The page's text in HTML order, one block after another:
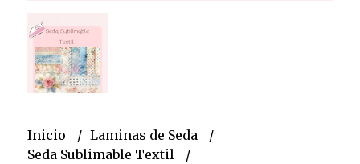
Inicio
Laminas de Seda
Seda Sublimable Textil